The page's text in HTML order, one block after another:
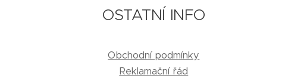
OSTATNÍ INFO
Obchodní podmínky
Reklamační řád